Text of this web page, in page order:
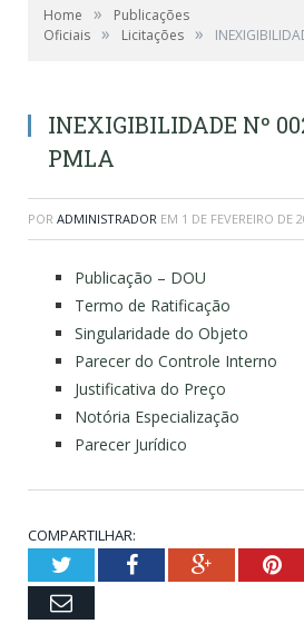
Home »
Publicações
Oficiais » Licitações »
INEXIGIBILIDADE Nº
PMLA
POR ADMINISTRADOR EM 1 DE FEVEREIRO DE
Publicação – DOU
Termo de Ratificação
Singularidade do Objeto
Parecer do Controle Interno
Justificativa do Preço
Notória Especialização
Parecer Jurídico
COMPARTILHAR:
TwitterFacebookGoogle+
Email